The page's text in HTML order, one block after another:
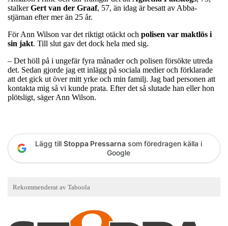
stalkerGert van der Graaf, 57, än idag är besatt av Abba-
stjärnan efter mer än 25 år.
För Ann Wilson var det riktigt otäckt och polisen var maktlös i
sin jakt. Till slut gav det dock hela med sig.
– Det höll på i ungefär fyra månader och polisen försökte utreda
det. Sedan gjorde jag ett inlägg på sociala medier och förklarade
att det gick ut över mitt yrke och min familj. Jag bad personen att
kontakta mig så vi kunde prata. Efter det så slutade han eller hon
plötsligt, säger Ann Wilson.
Lägg till Stoppa Pressarna som föredragen källa i
Google